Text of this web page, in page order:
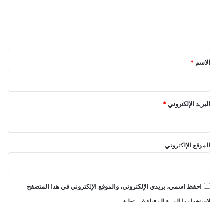
*
الاسم *
البريد الإلكتروني*
الموقع الإلكتروني
احفظ اسمي، بريدي الإلكتروني، والموقع الإلكتروني في هذا المتصفح